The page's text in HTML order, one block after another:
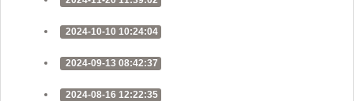
2024-10-10 10:24:04
2024-09-13 08:42:37
2024-08-16 12:22:35